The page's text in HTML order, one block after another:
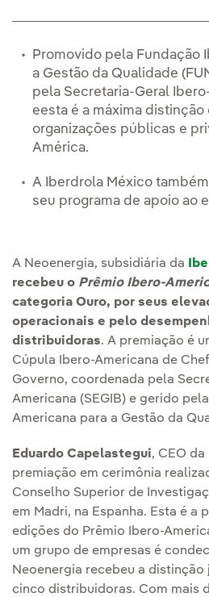
Promovido pela Fundação
a Gestão da Qualidade
pela Secretaria-Geral
eesta é a máxima
organizações públicas e
América.
A Iberdrola México
seu programa de apoio ao
A Neoenergia, subsidiária da
recebeu o Prêmio Ibero-
categoria Ouro, por seus
operacionais e pelo
distribuidoras. A premiação é
Cúpula Ibero-Americana de
Governo, coordenada pela
Americana (SEGIB) e gerido
Americana para a Gestão da
Eduardo Capelastegui, CEO
premiação em cerimônia
Conselho Superior de
em Madri, na Espanha. Esta é a
edições do Prêmio Ibero-
um grupo de empresas é
Neoenergia recebeu a distinção
cinco distribuidoras. Com mais